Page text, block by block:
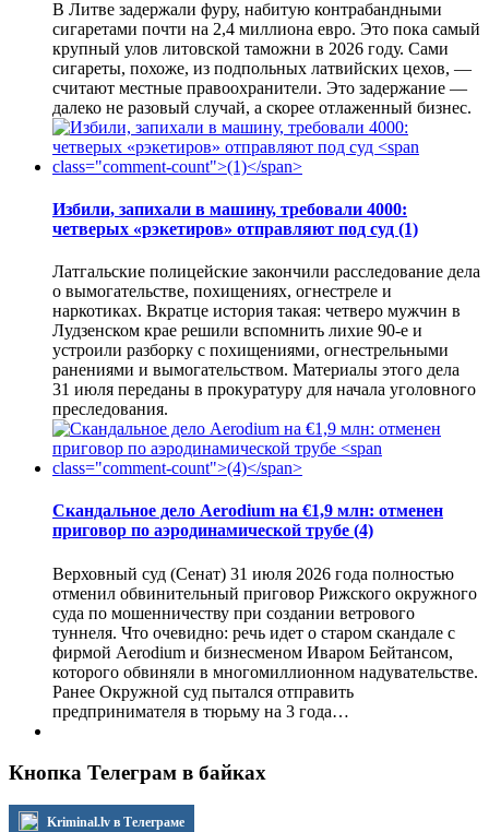
В Литве задержали фуру, набитую контрабандными
сигаретами почти на 2,4 миллиона евро. Это пока самый
крупный улов литовской таможни в 2026 году. Сами
сигареты, похоже, из подпольных латвийских цехов, —
считают местные правоохранители. Это задержание —
далеко не разовый случай, а скорее отлаженный бизнес.
Избили, запихали в машину, требовали 4000:
четверых «рэкетиров» отправляют под суд (1)
Латгальские полицейские закончили расследование дела
о вымогательстве, похищениях, огнестреле и
наркотиках. Вкратце история такая: четверо мужчин в
Лудзенском крае решили вспомнить лихие 90-е и
устроили разборку с похищениями, огнестрельными
ранениями и вымогательством. Материалы этого дела
31 июля переданы в прокуратуру для начала уголовного
преследования.
Скандальное дело Aerodium на €1,9 млн: отменен
приговор по аэродинамической трубе (4)
Верховный суд (Сенат) 31 июля 2026 года полностью
отменил обвинительный приговор Рижского окружного
суда по мошенничеству при создании ветрового
туннеля. Что очевидно: речь идет о старом скандале с
фирмой Aerodium и бизнесменом Иваром Бейтансом,
которого обвиняли в многомиллионном надувательстве.
Ранее Окружной суд пытался отправить
предпринимателя в тюрьму на 3 года…
Кнопка Телеграм в байках
Kriminal.lv в Телеграме